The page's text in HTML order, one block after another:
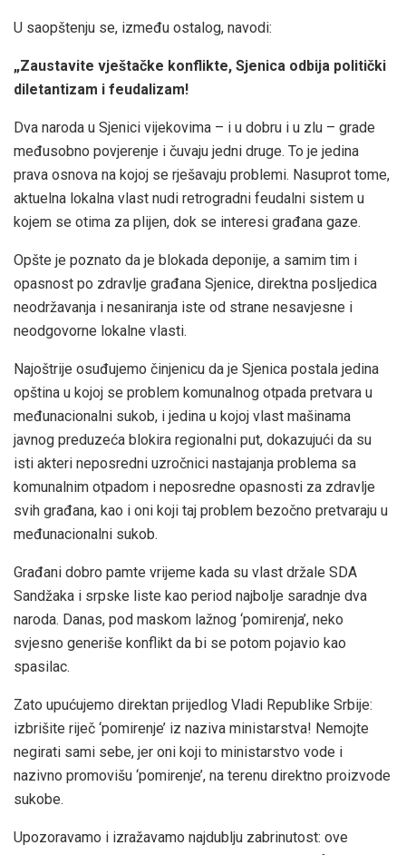
U saopštenju se, između ostalog, navodi:
„Zaustavite vještačke konflikte, Sjenica odbija politički
diletantizam i feudalizam!
Dva naroda u Sjenici vijekovima – i u dobru i u zlu – grade
međusobno povjerenje i čuvaju jedni druge. To je jedina
prava osnova na kojoj se rješavaju problemi. Nasuprot tome,
aktuelna lokalna vlast nudi retrogradni feudalni sistem u
kojem se otima za plijen, dok se interesi građana gaze.
Opšte je poznato da je blokada deponije, a samim tim i
opasnost po zdravlje građana Sjenice, direktna posljedica
neodržavanja i nesaniranja iste od strane nesavjesne i
neodgovorne lokalne vlasti.
Najoštrije osuđujemo činjenicu da je Sjenica postala jedina
opština u kojoj se problem komunalnog otpada pretvara u
međunacionalni sukob, i jedina u kojoj vlast mašinama
javnog preduzeća blokira regionalni put, dokazujući da su
isti akteri neposredni uzročnici nastajanja problema sa
komunalnim otpadom i neposredne opasnosti za zdravlje
svih građana, kao i oni koji taj problem bezočno pretvaraju u
međunacionalni sukob.
Građani dobro pamte vrijeme kada su vlast držale SDA
Sandžaka i srpske liste kao period najbolje saradnje dva
naroda. Danas, pod maskom lažnog ‘pomirenja’, neko
svjesno generiše konflikt da bi se potom pojavio kao
spasilac.
Zato upućujemo direktan prijedlog Vladi Republike Srbije:
izbrišite riječ ‘pomirenje’ iz naziva ministarstva! Nemojte
negirati sami sebe, jer oni koji to ministarstvo vode i
nazivno promovišu ‘pomirenje’, na terenu direktno proizvode
sukobe.
Upozoravamo i izražavamo najdublju zabrinutost: ove